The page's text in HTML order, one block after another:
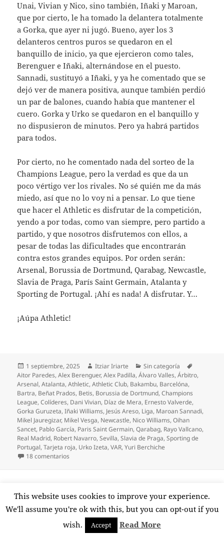
Unai, Vivian y Nico, sino también, Iñaki y Maroan,
que por cierto, le ha tomado la delantera totalmente
a Gorka, que ayer ni jugó. Bueno, ayer los 3
delanteros centros puros se quedaron en el
banquillo de inicio, ya que ejercieron como tales,
Berenguer e Iñaki, alternándose en el puesto.
Sannadi, sustituyó a Iñaki, y ya he comentado que se
dejó ver de manera positiva, aunque también perdió
un par de balones, cuando había que mantener el
cuero. Gorka y Urko se quedaron en el banquillo y
no dispusieron de minutos. Pero ya habrá partidos
para todos.
Por cierto, no he comentado nada del sorteo de la
Champions League, pero la verdad es que da un
poco vértigo ver los rivales. No sé quién me da más
miedo, así que no lo voy ni a pensar. Lo que tiene
que hacer el Athletic es disfrutar de la competición,
yendo a por todas, como van siempre, pero partido a
partido, y que nosotros disfrutemos con ellos, a
pesar de todas las dificultades que encontrarán
contra estos grandes equipos. Por orden serán:
Arsenal, Borussia de Dortmund, Qarabag, Newcastle,
Slavia de Praga, París Saint Germain, Atalanta y
Sporting de Portugal. ¡Ahí es nada! A disfrutar. Y…
¡Aúpa Athletic!
Publicado
el
1 septiembre, 2025 Autor
Itziar Iriarte Categorías
Sin categoría
Aitor Paredes,Alex Berenguer,Alex Padilla,Álvaro Valles,Árbitro,
Arsenal,Atalanta,Athletic,Athletic Club, Bakambu, Barcelóna,
Bartra, Beñat Prados, Betis, Borussia de Dortmund,Champions
League,Colíderes, Dani Vivian, Díaz de Mera, Ernesto Valverde,
Gorka Guruzeta,Iñaki Williams, Jesús Areso, Liga, Maroan Sannadi,
Mikel Jauregizar, Mikel Vesga, Newcastle, Nico Williams,Oihan
Sancet, Pablo García, Paris Saint Germain,Qarabag, Rayo Vallcano,
Real Madrid, Robert Navarro,Sevilla,Slavia de Praga,Sporting de
Portugal,Tarjeta roja, Urko Izeta,VAR,Yuri Berchiche
18 comentarios
Despedida oficial de San
Mamés
La semana pasada una lectora me comentaba que
This website uses cookies to improve your experience.
We'll assume you're ok with this, but you can opt-out if you
wish.
Accept Read More